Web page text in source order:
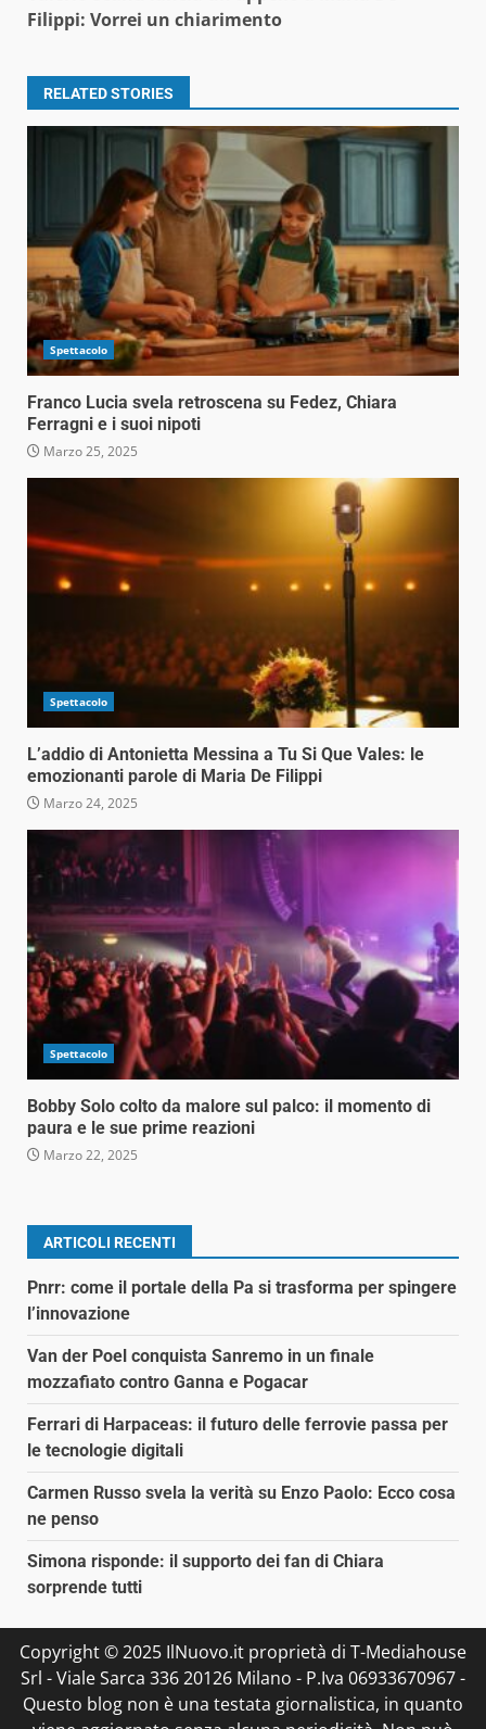
Filippi: Vorrei un chiarimento
RELATED STORIES
Spettacolo
Franco Lucia svela retroscena su Fedez, Chiara
Ferragni e i suoi nipoti
Marzo 25, 2025
Spettacolo
L’addio di Antonietta Messina a Tu Si Que Vales: le
emozionanti parole di Maria De Filippi
Marzo 24, 2025
Spettacolo
Bobby Solo colto da malore sul palco: il momento di
paura e le sue prime reazioni
Marzo 22, 2025
ARTICOLI RECENTI
Pnrr: come il portale della Pa si trasforma per spingere
l’innovazione
Van der Poel conquista Sanremo in un finale
mozzafiato contro Ganna e Pogacar
Ferrari di Harpaceas: il futuro delle ferrovie passa per
le tecnologie digitali
Carmen Russo svela la verità su Enzo Paolo: Ecco cosa
ne penso
Simona risponde: il supporto dei fan di Chiara
sorprende tutti
Copyright © 2025 IlNuovo.it proprietà di T-Mediahouse
Srl - Viale Sarca 336 20126 Milano - P.Iva 06933670967 -
Questo blog non è una testata giornalistica, in quanto